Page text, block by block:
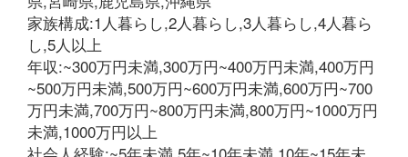
家族構成:1人暮らし,2人暮らし,3人暮らし,4人暮ら
し,5人以上
年収:~300万円未満,300万円~400万円未満,400万円
~500万円未満,500万円~600万円未満,600万円~700
万円未満,700万円~800万円未満,800万円~1000万円
未満,1000万円以上